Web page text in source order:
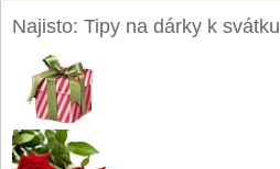
Najisto: Tipy na dárky k svátku